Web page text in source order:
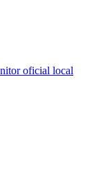
oficial local